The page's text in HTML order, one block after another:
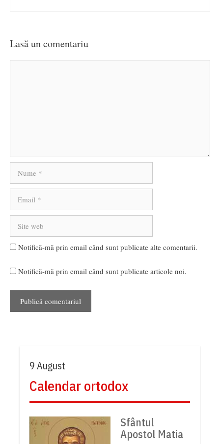
Lasă un comentariu
web
Notifică-mă prin email când sunt publicate alte comentarii.
Notifică-mă prin email când sunt publicate articole noi.
9 August
Calendar ortodox
Sfântul
Apostol Matia